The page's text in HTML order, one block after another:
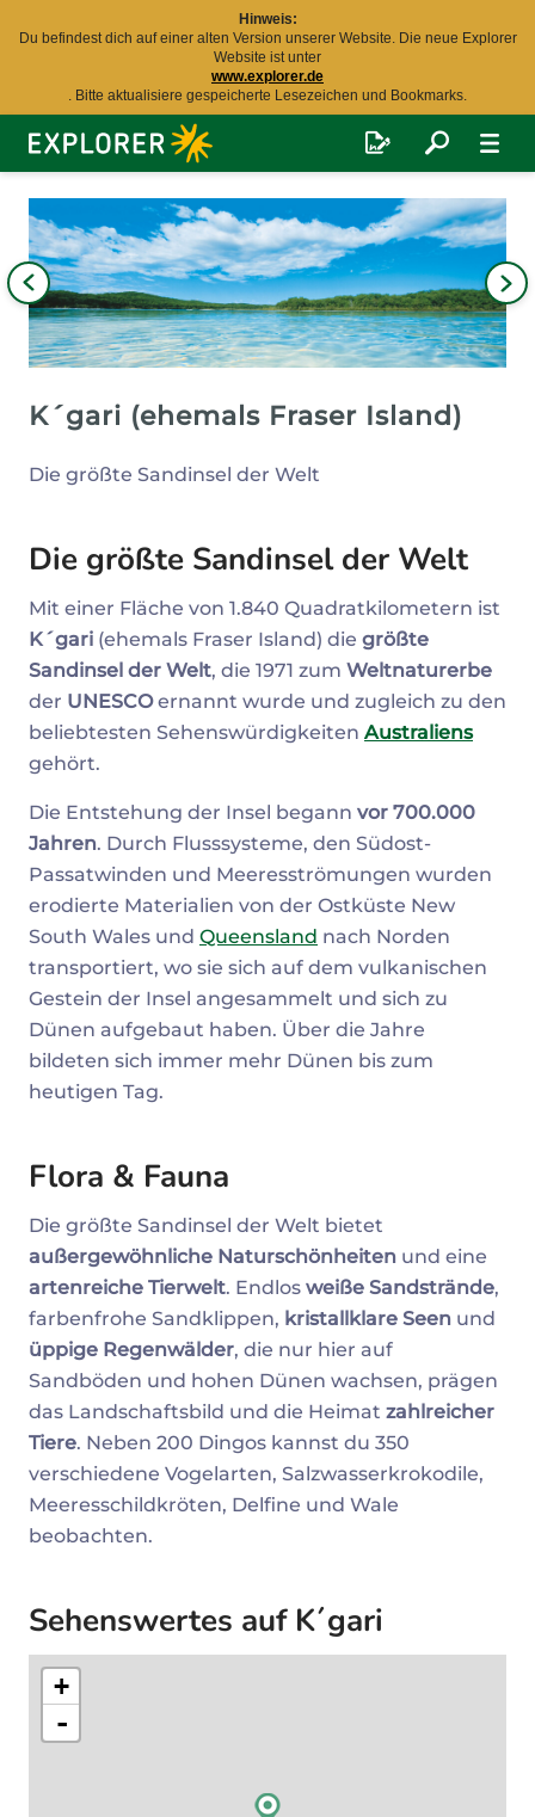
Hinweis:
Du befindest dich auf einer alten Version unserer Website. Die neue Explorer
Website ist unter
www.explorer.de
. Bitte aktualisiere gespeicherte Lesezeichen und Bookmarks.
Explorer
Fernreisen
K´gari (ehemals Fraser Island)
Die größte Sandinsel der Welt
Die größte Sandinsel der Welt
Mit einer Fläche von 1.840 Quadratkilometern ist
K´gari (ehemals Fraser Island) die größte
Sandinsel der Welt, die 1971 zum Weltnaturerbe
der UNESCOernannt wurde und zugleich zu den
beliebtesten Sehenswürdigkeiten Australiens
gehört.
Die Entstehung der Insel begann vor 700.000
Jahren. Durch Flusssysteme, den Südost-
Passatwinden und Meeresströmungen wurden
erodierte Materialien von der Ostküste New
South Wales und Queensland nach Norden
transportiert, wo sie sich auf dem vulkanischen
Gestein der Insel angesammelt und sich zu
Dünen aufgebaut haben. Über die Jahre
bildeten sich immer mehr Dünen bis zum
heutigen Tag.
Flora & Fauna
Die größte Sandinsel der Welt bietet
außergewöhnliche Naturschönheiten und eine
artenreiche Tierwelt. Endlos weiße Sandstrände,
farbenfrohe Sandklippen, kristallklare Seen und
üppige Regenwälder, die nur hier auf
Sandböden und hohen Dünen wachsen, prägen
das Landschaftsbild und die Heimat zahlreicher
Tiere. Neben 200 Dingos kannst du 350
verschiedene Vogelarten, Salzwasserkrokodile,
Meeresschildkröten, Delfine und Wale
beobachten.
Sehenswertes auf K´gari
+
-